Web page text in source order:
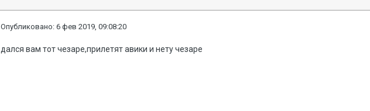
Опубликовано:6 фев 2019, 09:08:20
дался вам тот чезаре,прилетят авики и нету чезаре